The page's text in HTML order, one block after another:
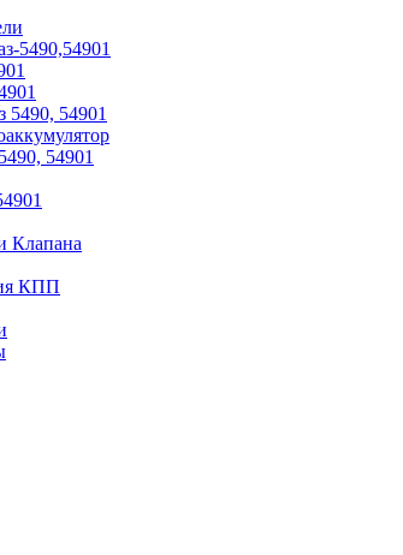
5490,54901
5490, 54901
54901
Клапана
КПП